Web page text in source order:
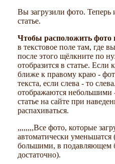
Вы загрузили фото.
статье.
Чтобы расположить фото
в текстовое поле там, где
после этого щёлкните по
отобразится в статье. Если
ближе к правому краю -
текста, если слева - то
отображаются небольшими
статье на сайте при
распахиваться.
,,,,,,,,Все фото, которые
автоматически уменьшатся
большими, в подавляющем
достаточно).